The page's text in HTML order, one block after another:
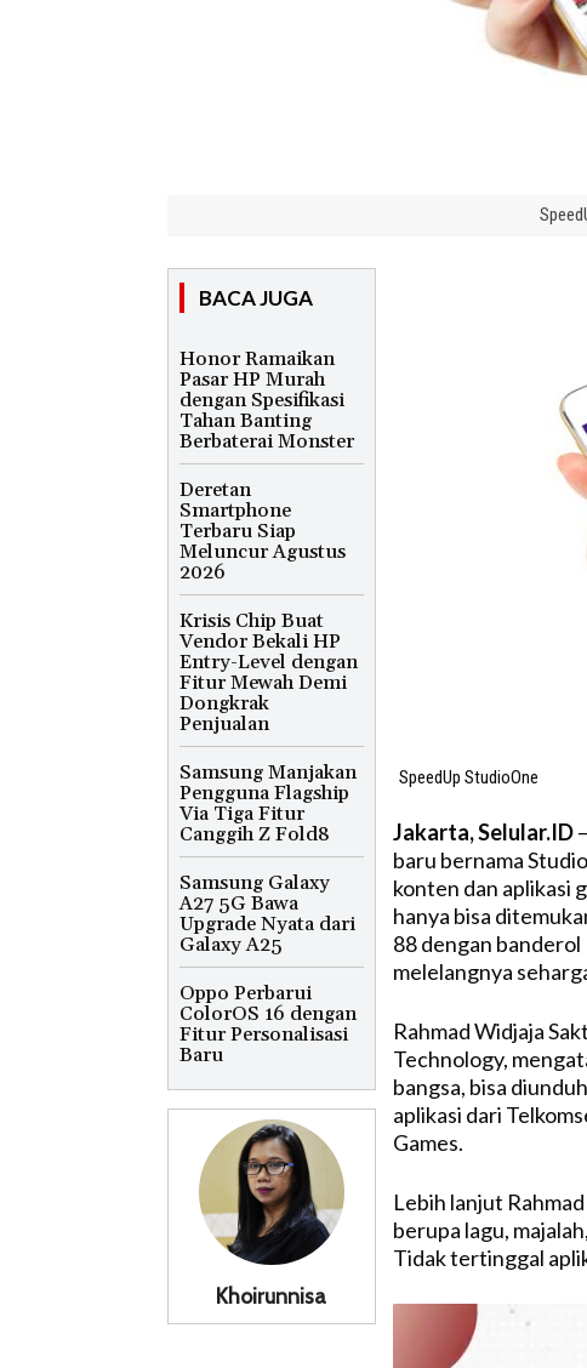
BACA JUGA
Honor Ramaikan
Pasar HP Murah
dengan Spesifikasi
Tahan Banting
Berbaterai Monster
Deretan
Smartphone
Terbaru Siap
Meluncur Agustus
2026
Krisis Chip Buat
Vendor Bekali HP
Entry-Level dengan
Fitur Mewah Demi
Dongkrak
Penjualan
Samsung Manjakan
Pengguna Flagship
Via Tiga Fitur
Canggih Z Fold8
Samsung Galaxy
A27 5G Bawa
Upgrade Nyata dari
Galaxy A25
Oppo Perbarui
ColorOS 16 dengan
Fitur Personalisasi
Baru
Khoirunnisa
SpeedUp StudioOne
Jakarta, Selular.ID
baru bernama
konten dan aplikasi
hanya bisa
88 dengan banderol
melelangnya
Rahmad Widjaja
Technology,
bangsa, bisa
aplikasi dari
Games.
Lebih lanjut
berupa lagu,
Tidak tertinggal